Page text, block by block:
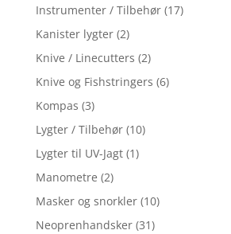
Instrumenter / Tilbehør (17)
Kanister lygter (2)
Knive / Linecutters (2)
Knive og Fishstringers (6)
Kompas (3)
Lygter / Tilbehør (10)
Lygter til UV-Jagt (1)
Manometre (2)
Masker og snorkler (10)
Neoprenhandsker (31)